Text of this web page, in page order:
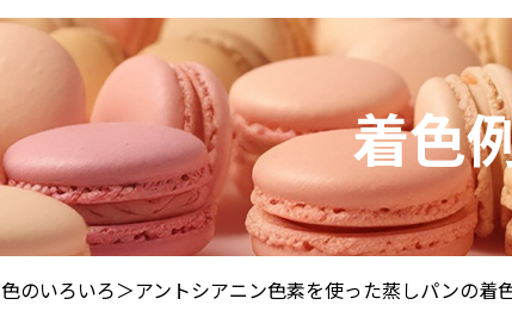
着色
色のいろいろ アントシアニン色素を使った蒸しパンの着